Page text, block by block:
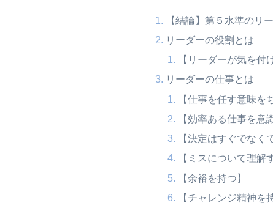
【結論】第５水準のリ
リーダーの役割とは
【リーダーが気を付
リーダーの仕事とは
【仕事を任す意味を
【効率ある仕事を意
【決定はすぐでなく
【ミスについて理解
【余裕を持つ】
【チャレンジ精神を